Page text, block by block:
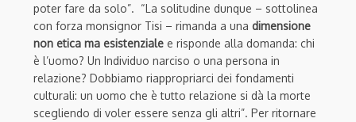
poter fare da solo”. “La solitudine dunque – sottolinea
con forza monsignor Tisi – rimanda a una dimensione
non etica ma esistenziale e risponde alla domanda: chi
è l’uomo? Un Individuo narciso o una persona in
relazione? Dobbiamo riappropriarci dei fondamenti
culturali: un uomo che è tutto relazione si dà la morte
scegliendo di voler essere senza gli altri”. Per ritornare